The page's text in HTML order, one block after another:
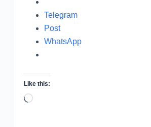
Telegram
Post
WhatsApp
Like this:
Loading…